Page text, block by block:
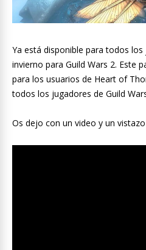
Ya está disponible para todos
invierno para Guild Wars 2. Este
para los usuarios de Heart of
todos los jugadores de Guild
Os dejo con un video y un